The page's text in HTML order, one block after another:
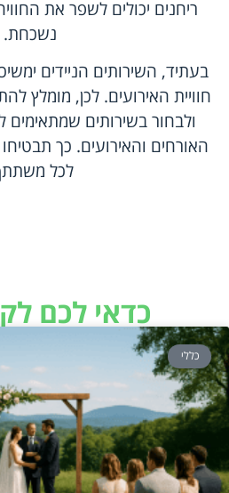
ריחנים יכולים לשפר את
נשכחת.
בעתיד, השירותים הניידים
חוויית האירועים. לכן, מומלץ
ולבחור בשירותים
האורחים והאירועים. כך תבטיחו
לכל
כדאי לכם
כללי